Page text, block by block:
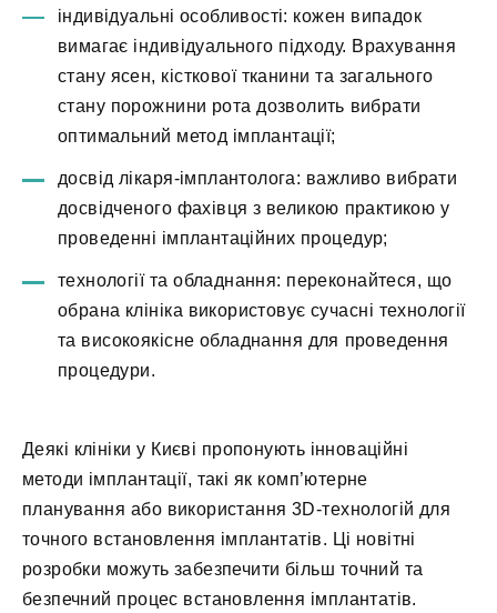
індивідуальні особливості: кожен випадок
вимагає індивідуального підходу. Врахування
стану ясен, кісткової тканини та загального
стану порожнини рота дозволить вибрати
оптимальний метод імплантації;
досвід лікаря-імплантолога: важливо вибрати
досвідченого фахівця з великою практикою у
проведенні імплантаційних процедур;
технології та обладнання: переконайтеся, що
обрана клініка використовує сучасні технології
та високоякісне обладнання для проведення
процедури.
Деякі клініки у Києві пропонують інноваційні
методи імплантації, такі як комп’ютерне
планування або використання 3D-технологій для
точного встановлення імплантатів. Ці новітні
розробки можуть забезпечити більш точний та
безпечний процес встановлення імплантатів.